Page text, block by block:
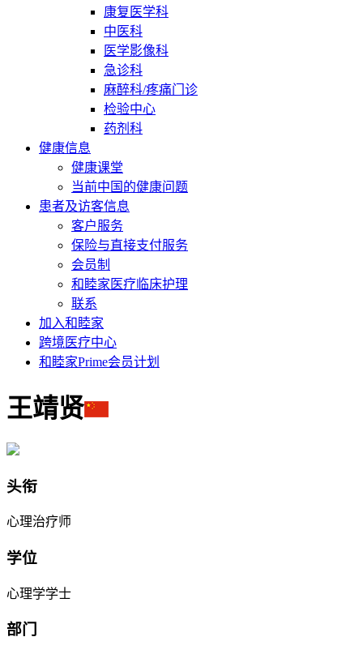
康复医学科
中医科
医学影像科
急诊科
麻醉科/疼痛门诊
检验中心
药剂科
健康信息
健康课堂
当前中国的健康问题
患者及访客信息
客户服务
保险与直接支付服务
会员制
和睦家医疗临床护理
联系
加入和睦家
跨境医疗中心
和睦家Prime会员计划
王靖贤
头衔
心理治疗师
学位
心理学学士
部门